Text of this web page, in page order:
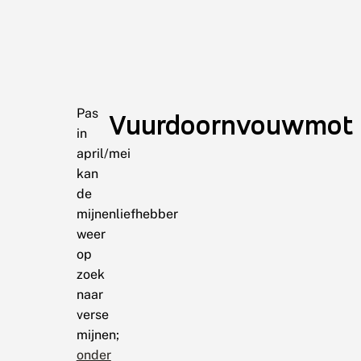
Pas
in
april/mei
kan
de
mijnenliefhebber
weer
op
zoek
naar
verse
mijnen;
onder
Vuurdoornvouwmot